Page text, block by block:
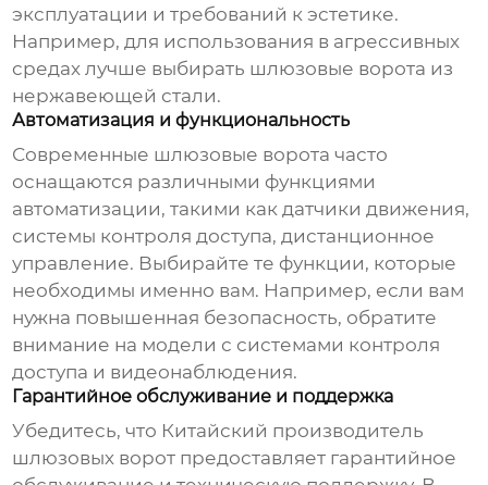
эксплуатации и требований к эстетике.
Например, для использования в агрессивных
средах лучше выбирать шлюзовые ворота из
нержавеющей стали.
Автоматизация и функциональность
Современные шлюзовые ворота часто
оснащаются различными функциями
автоматизации, такими как датчики движения,
системы контроля доступа, дистанционное
управление. Выбирайте те функции, которые
необходимы именно вам. Например, если вам
нужна повышенная безопасность, обратите
внимание на модели с системами контроля
доступа и видеонаблюдения.
Гарантийное обслуживание и поддержка
Убедитесь, что Китайский производитель
шлюзовых ворот предоставляет гарантийное